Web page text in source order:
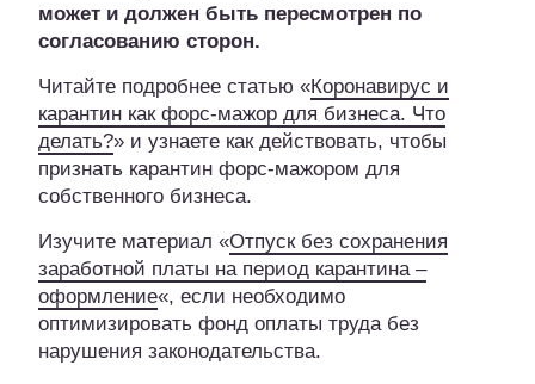
может и должен быть пересмотрен по
согласованию сторон.
Читайте подробнее статью «Коронавирус и
карантин как форс-мажор для бизнеса. Что
делать?» и узнаете как действовать, чтобы
признать карантин форс-мажором для
собственного бизнеса.
Изучите материал «Отпуск без сохранения
заработной платы на период карантина –
оформление«, если необходимо
оптимизировать фонд оплаты труда без
нарушения законодательства.